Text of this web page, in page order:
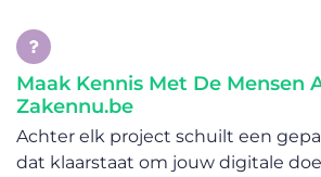
Maak Kennis Met De Mensen
Zakennu.be
Achter elk project schuilt een
dat klaarstaat om jouw digitale